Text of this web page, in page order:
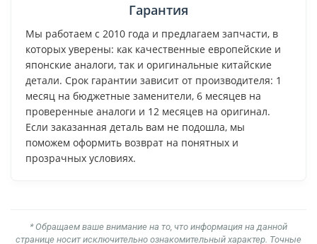
Гарантия
Мы работаем с 2010 года и предлагаем запчасти, в
которых уверены: как качественные европейские и
японские аналоги, так и оригинальные китайские
детали. Срок гарантии зависит от производителя: 1
месяц на бюджетные заменители, 6 месяцев на
проверенные аналоги и 12 месяцев на оригинал.
Если заказанная деталь вам не подошла, мы
поможем оформить возврат на понятных и
прозрачных условиях.
* Обращаем ваше внимание на то, что информация на данной
странице носит исключительно ознакомительный характер. Точные